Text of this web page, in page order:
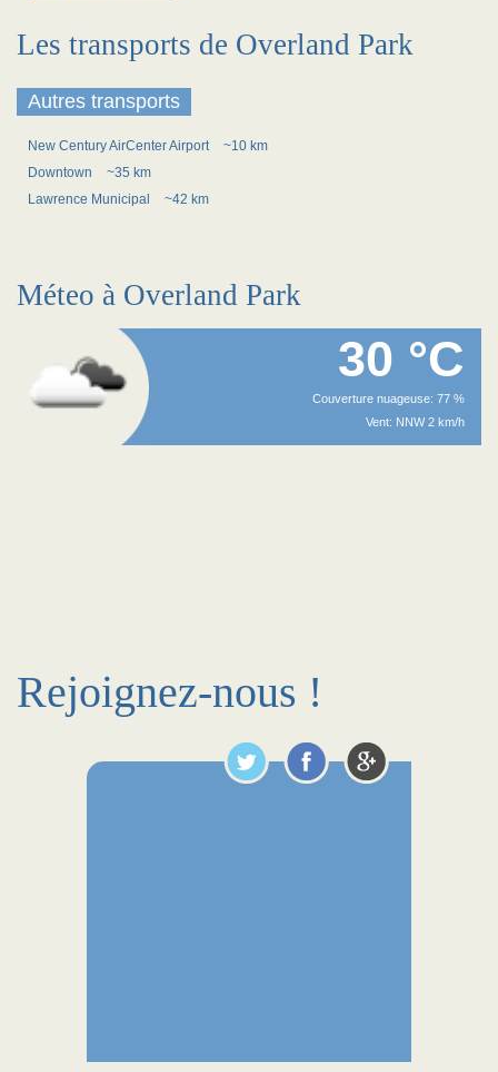
Les transports de Overland Park
Autres transports
New Century AirCenter Airport
~10 km
Downtown
~35 km
Lawrence Municipal
~42 km
Méteo à Overland Park
30 °C
Couverture nuageuse: 77 %
Vent: NNW 2 km/h
Rejoignez-nous !